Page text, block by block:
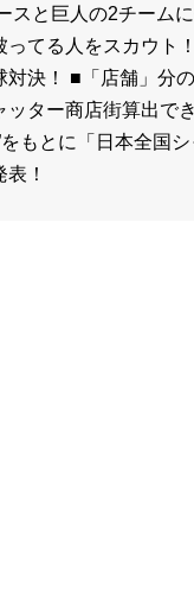
スと巨人の2チーム
ってる人をスカウト
決！ ■「店舗」分
ッター商店街算出で
をもとに「日本全国
！